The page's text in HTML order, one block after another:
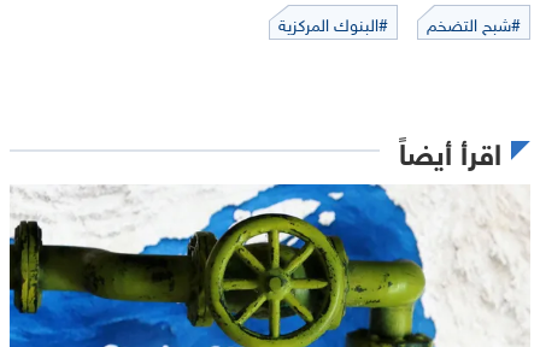
#شبح التضخم
#البنوك المركزية
اقرأ أيضاً